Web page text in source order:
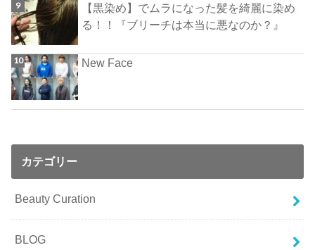
【黒染め】でムラになった髪を綺麗に染め
る！！『ブリーチは本当に悪なのか？』
New Face
カテゴリー
Beauty Curation
BLOG